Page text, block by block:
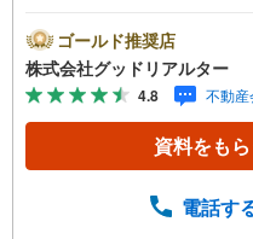
介です。投資用マン
空室リスクです。利
いてしまえば、絵に
ご紹介するマンショ
ろんのこと、エリ
貸営業経験スタッフ
ての対策はお任せく
ゴールド推奨店
株式会社グッドリアルター
4.8 不動
資料をもら
電話す